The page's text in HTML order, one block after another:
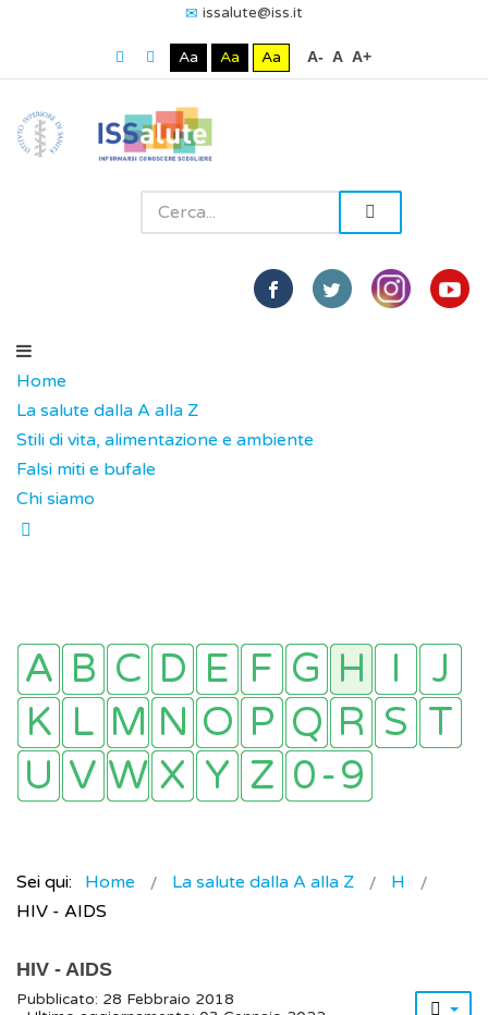
issalute@iss.it
Aa Aa Aa A- A A+
Home
La salute dalla A alla Z
Stili di vita, alimentazione e ambiente
Falsi miti e bufale
Chi siamo
Sei qui: Home La salute dalla A alla Z
H
HIV - AIDS
HIV - AIDS
Pubblicato: 28 Febbraio 2018